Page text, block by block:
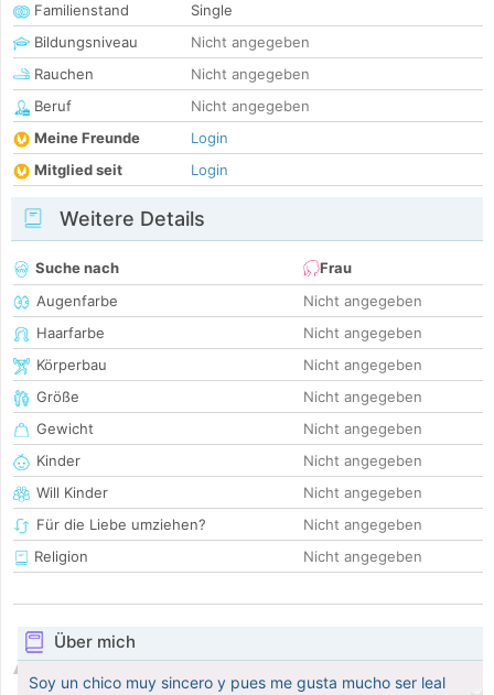
Familienstand
Single
Bildungsniveau
Nicht angegeben
Rauchen
Nicht angegeben
Beruf
Nicht angegeben
Meine Freunde
Login
Mitglied seit
Login
Weitere Details
Suche nach
Frau
Augenfarbe
Nicht angegeben
Haarfarbe
Nicht angegeben
Körperbau
Nicht angegeben
Größe
Nicht angegeben
Gewicht
Nicht angegeben
Kinder
Nicht angegeben
Will Kinder
Nicht angegeben
Für die Liebe umziehen?
Nicht angegeben
Religion
Nicht angegeben
Über mich
Soy un chico muy sincero y pues me gusta mucho ser leal